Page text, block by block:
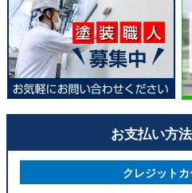
お支払い方
クレジット